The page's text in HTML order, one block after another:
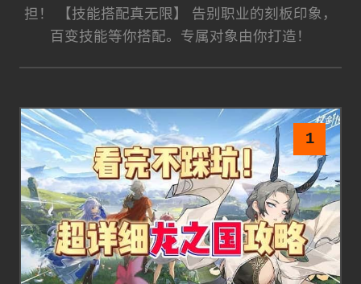
担！ 【技能搭配真无限】 告别职业的刻板印象，
百变技能等你搭配。专属对象由你打造！
1